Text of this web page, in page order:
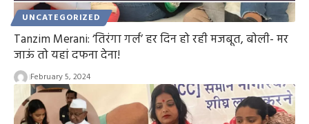
UNCATEGORIZED
Tanzim Merani: ‘तिरंगा गर्ल’ हर दिन हो रही मजबूत, बोली- मर
जाऊं तो यहां दफना देना!
February 5, 2024